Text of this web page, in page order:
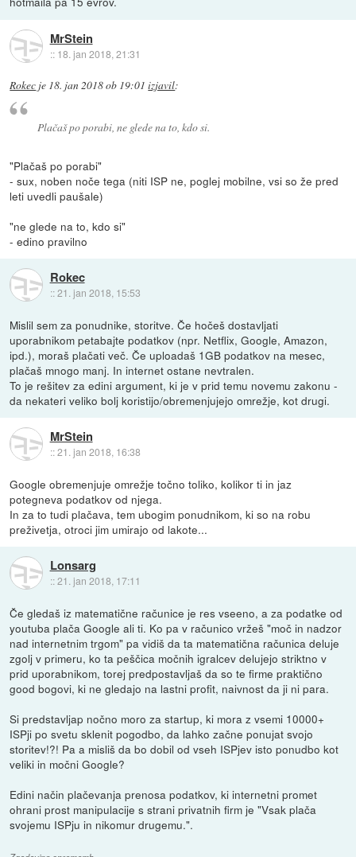
MrStein
:: 18. jan 2018, 21:31
Rokec je 18. jan 2018 ob 19:01 izjavil:
Plačaš po porabi, ne glede na to, kdo si.
"Plačaš po porabi"
- sux, noben noče tega (niti ISP ne, poglej mobilne, vsi so že pred
leti uvedli paušale)
"ne glede na to, kdo si"
- edino pravilno
Rokec
::21. jan 2018, 15:53
Mislil sem za ponudnike, storitve. Če hočeš dostavljati
uporabnikom petabajte podatkov (npr. Netflix, Google, Amazon,
ipd.), moraš plačati več. Če uploadaš 1GB podatkov na mesec,
plačaš mnogo manj. In internet ostane nevtralen.
To je rešitev za edini argument, ki je v prid temu novemu zakonu -
da nekateri veliko bolj koristijo/obremenjujejo omrežje, kot drugi.
MrStein
::21. jan 2018, 16:38
Google obremenjuje omrežje točno toliko, kolikor ti in jaz
potegneva podatkov od njega.
In za to tudi plačava, tem ubogim ponudnikom, ki so na robu
preživetja, otroci jim umirajo od lakote...
Lonsarg
::21. jan 2018, 17:11
Če gledaš iz matematične računice je res vseeno, a za podatke od
youtuba plača Google ali ti. Ko pa v računico vržeš "moč in nadzor
nad internetnim trgom" pa vidiš da ta matematična računica deluje
zgolj v primeru, ko ta peščica močnih igralcev delujejo striktno v
prid uporabnikom, torej predpostavljaš da so te firme praktično
good bogovi, ki ne gledajo na lastni profit, naivnost da ji ni para.
Si predstavljap nočno moro za startup, ki mora z vsemi 10000+
ISPji po svetu sklenit pogodbo, da lahko začne ponujat svojo
storitev!?! Pa a misliš da bo dobil od vseh ISPjev isto ponudbo kot
veliki in močni Google?
Edini način plačevanja prenosa podatkov, ki internetni promet
ohrani prost manipulacije s strani privatnih firm je "Vsak plača
svojemu ISPju in nikomur drugemu.".